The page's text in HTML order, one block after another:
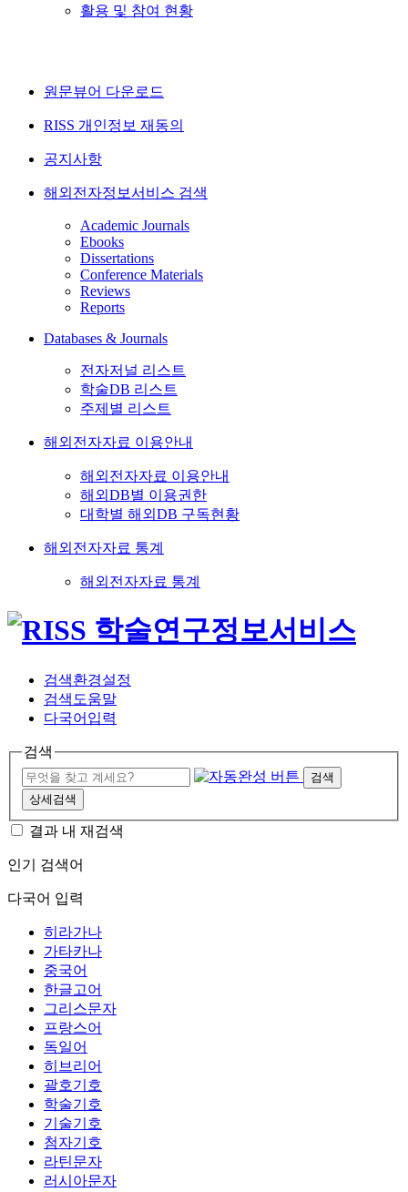
활용 및 참여 현황
원문뷰어 다운로드
RISS 개인정보 재동의
공지사항
해외전자정보서비스 검색
Academic Journals
Ebooks
Dissertations
Conference Materials
Reviews
Reports
Databases & Journals
전자저널 리스트
학술DB 리스트
주제별 리스트
해외전자자료 이용안내
해외전자자료 이용안내
해외DB별 이용권한
대학별 해외DB 구독현황
해외전자자료 통계
해외전자자료 통계
검색환경설정
검색도움말
다국어입력
검색
검색
상세검색
결과 내 재검색
인기 검색어
다국어 입력
히라가나
가타카나
중국어
한글고어
그리스문자
프랑스어
독일어
히브리어
괄호기호
학술기호
기술기호
첨자기호
라틴문자
러시아문자